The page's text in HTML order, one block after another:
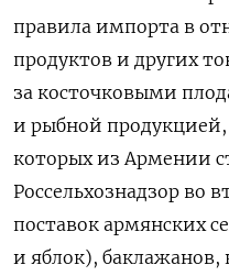
правила импорта в
продуктов и других
за косточковыми
и рыбной
которых из Армении
Россельхознадзор во
поставок армянских
и яблок),